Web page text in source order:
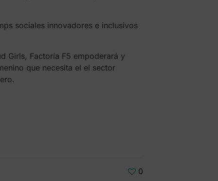
sociales innovadores e inclusivos
Girls, Factoría F5 empoderará y
que necesita el el sector
0